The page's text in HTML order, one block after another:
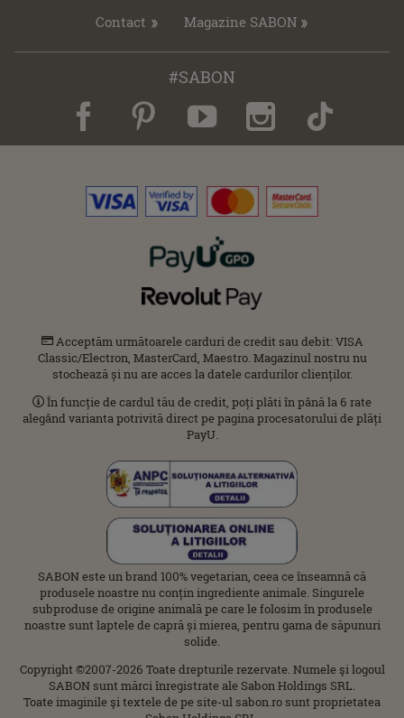
Contact Magazine SABON
#SABON
Acceptăm următoarele carduri de credit sau debit: VISA
Classic/Electron, MasterCard, Maestro. Magazinul nostru nu
stochează și nu are acces la datele cardurilor clienților.
În funcție de cardul tău de credit, poți plăti în până la 6 rate
alegând varianta potrivită direct pe pagina procesatorului de plăți
PayU.
SABON este un brand 100% vegetarian, ceea ce înseamnă că
produsele noastre nu conțin ingrediente animale. Singurele
subproduse de origine animală pe care le folosim în produsele
noastre sunt laptele de capră și mierea, pentru gama de săpunuri
solide.
Copyright ©2007-2026 Toate drepturile rezervate. Numele şi logoul
SABON sunt mărci înregistrate ale Sabon Holdings SRL.
Toate imaginile şi textele de pe site-ul sabon.ro sunt proprietatea